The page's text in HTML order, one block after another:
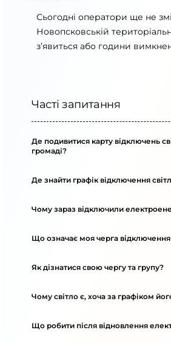
Сьогодні оператори ще не
Новопсковській
з’явиться або години
Часті запитання
Де подивитися карту відключень
громаді?
Де знайти графік відключення
Чому зараз відключили
Що означає моя черга відключення
Як дізнатися свою чергу та групу?
Чому світло є, хоча за графіком
Що робити після відновлення